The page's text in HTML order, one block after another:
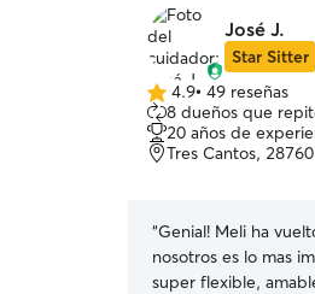
José J.
Star Sitter
4.9
de
5
estrellas
4.9• 49 reseñas
8 dueños que
20 años de
Tres Cantos, 28760
“Genial! Meli ha
nosotros es lo mas
super flexible,